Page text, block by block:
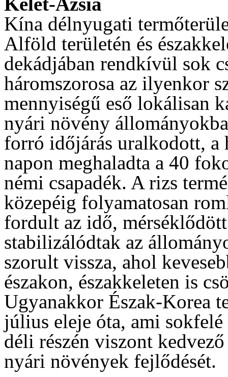
Kína délnyugati
Alföld területén és
dekádjában rendkívül sok
háromszorosa az ilyenkor
mennyiségű eső lokálisan
nyári növény
forró időjárás uralkodott, a
napon meghaladta a 40
némi csapadék. A rizs
közepéig folyamatosan
fordult az idő,
stabilizálódtak az
szorult vissza, ahol
északon, északkeleten is
Ugyanakkor Észak-Korea
július eleje óta, ami
déli részén viszont
nyári növények fejlődését.